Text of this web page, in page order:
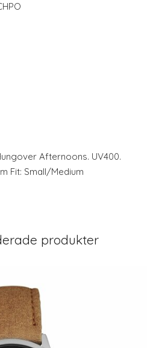
Afternoons. UV400.
Fit: Small/Medium
produkter